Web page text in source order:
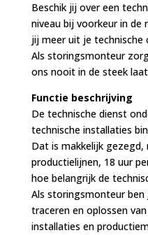
Beschik jij over een
niveau bij voorkeur in de
jij meer uit je technische
Als storingsmonteur
ons nooit in de steek
Functie beschrijving
De technische dienst
technische installaties
Dat is makkelijk
productielijnen, 18 uur
hoe belangrijk de
Als storingsmonteur
traceren en oplossen
installaties en